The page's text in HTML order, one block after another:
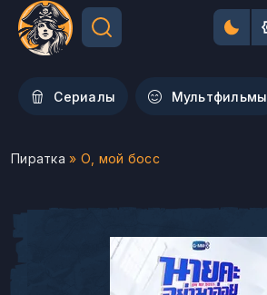
Сериалы Мультфильмы
Пиратка » О, мой босс